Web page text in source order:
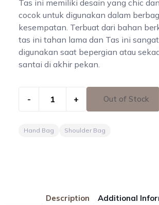
Tas ini memiliki desain yang chic
cocok untuk digunakan dalam
kesempatan. Terbuat dari bahan
tas ini tahan lama dan Tas ini
digunakan saat bepergian atau
santai di akhir pekan.
- + Out of Stock
Hand Bag Shoulder Bag
Description Additional